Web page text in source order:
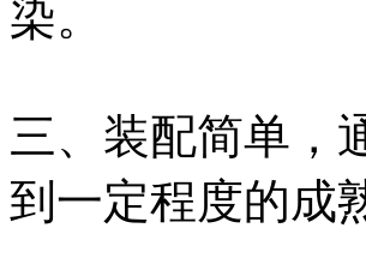
染。
三、装配简单，
到一定程度的成